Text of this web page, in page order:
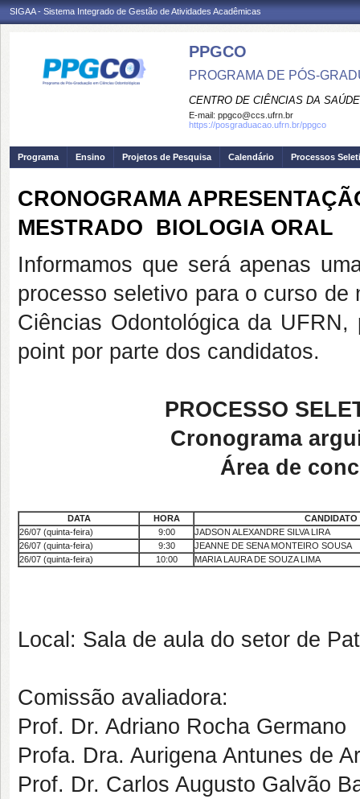
SIGAA - Sistema Integrado de Gestão de Atividades Acadêmicas
PPGCO
PROGRAMA DE PÓS-
CENTRO DE CIÊNCIAS DA SAÚDE
E-mail: ppgco@ccs.ufrn.br
https://posgraduacao.ufrn.br/ppgco
Programa Ensino Projetos de Pesquisa Calendário Processos
CRONOGRAMA
MESTRADO  BIOLOGIA ORAL
Informamos que será apenas
processo seletivo para o curso de
Ciências Odontológica da
point por parte dos candidatos.
PROCESSO
Cronograma
Área de
DATA HORA
CANDIDATO
26/07 (quinta-feira)
9:00
JADSON ALEXANDRE SILVA LIRA
26/07 (quinta-feira)
9:30
JEANNE DE SENA MONTEIRO SOUSA
26/07 (quinta-feira)
10:00 MARIA LAURA DE SOUZA LIMA
Local: Sala de aula do setor de
Comissão avaliadora:
Prof. Dr. Adriano Rocha Germano
Profa. Dra. Aurigena Antunes de
Prof. Dr. Carlos Augusto Galvão